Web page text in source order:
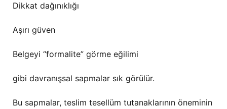
Dikkat dağınıklığı
Aşırı güven
Belgeyi “formalite” görme eğilimi
gibi davranışsal sapmalar sık görülür.
Bu sapmalar, teslim tesellüm tutanaklarının öneminin